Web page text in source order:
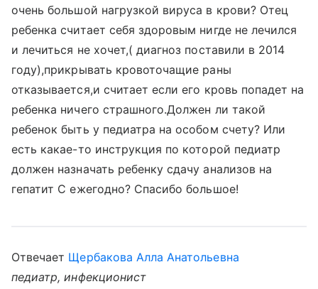
очень большой нагрузкой вируса в крови? Отец
ребенка считает себя здоровым нигде не лечился
и лечиться не хочет,( диагноз поставили в 2014
году),прикрывать кровоточащие раны
отказывается,и считает если его кровь попадет на
ребенка ничего страшного.Должен ли такой
ребенок быть у педиатра на особом счету? Или
есть какае-то инструкция по которой педиатр
должен назначать ребенку сдачу анализов на
гепатит С ежегодно? Спасибо большое!
Отвечает Щербакова Алла Анатольевна
педиатр, инфекционист